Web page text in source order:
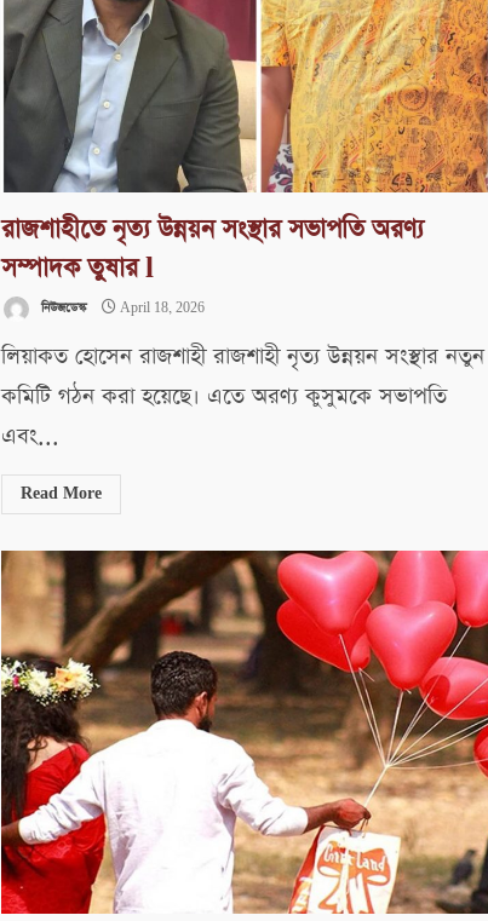
রাজশাহীতে নৃত্য উন্নয়ন সংস্থার সভাপতি অরণ্য
সম্পাদক তুষার l
নিউজডেস্ক April 18, 2026
লিয়াকত হোসেন রাজশাহী রাজশাহী নৃত্য উন্নয়ন সংস্থার নতুন
কমিটি গঠন করা হয়েছে। এতে অরণ্য কুসুমকে সভাপতি
এবং...
Read More